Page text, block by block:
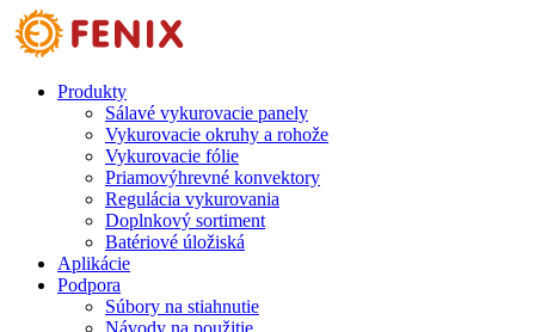
Skip to main content
Produkty
Sálavé vykurovacie panely
Vykurovacie okruhy a rohože
Vykurovacie fólie
Priamovýhrevné konvektory
Regulácia vykurovania
Doplnkový sortiment
Batériové úložiská
Aplikácie
Podpora
Súbory na stiahnutie
Návody na použitie